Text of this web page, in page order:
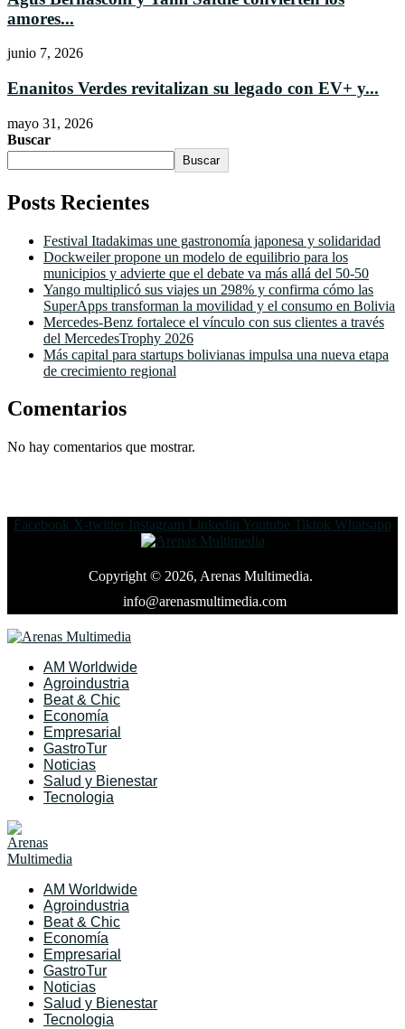
amores...
junio 7, 2026
Enanitos Verdes revitalizan su legado con EV+ y...
mayo 31, 2026
Buscar
Buscar
Posts Recientes
Festival Itadakimas une gastronomía japonesa y solidaridad
Dockweiler propone un modelo de equilibrio para los
municipios y advierte que el debate va más allá del 50-50
Yango multiplicó sus viajes un 298% y confirma cómo las
SuperApps transforman la movilidad y el consumo en Bolivia
Mercedes-Benz fortalece el vínculo con sus clientes a través
del MercedesTrophy 2026
Más capital para startups bolivianas impulsa una nueva etapa
de crecimiento regional
Comentarios
No hay comentarios que mostrar.
Facebook X-twitter Instagram Linkedin Youtube Tiktok Whatsapp
Copyright © 2026, Arenas Multimedia.
info@arenasmultimedia.com
AM Worldwide
Agroindustria
Beat & Chic
Economía
Empresarial
GastroTur
Noticias
Salud y Bienestar
Tecnologia
AM Worldwide
Agroindustria
Beat & Chic
Economía
Empresarial
GastroTur
Noticias
Salud y Bienestar
Tecnologia